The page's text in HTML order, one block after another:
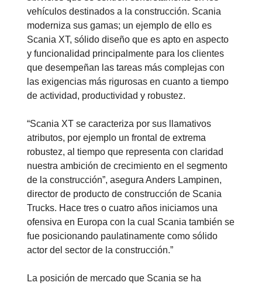
vehículos destinados a la construcción. Scania
moderniza sus gamas; un ejemplo de ello es
Scania XT, sólido diseño que es apto en aspecto
y funcionalidad principalmente para los clientes
que desempeñan las tareas más complejas con
las exigencias más rigurosas en cuanto a tiempo
de actividad, productividad y robustez.
“Scania XT se caracteriza por sus llamativos
atributos, por ejemplo un frontal de extrema
robustez, al tiempo que representa con claridad
nuestra ambición de crecimiento en el segmento
de la construcción”, asegura Anders Lampinen,
director de producto de construcción de Scania
Trucks. Hace tres o cuatro años iniciamos una
ofensiva en Europa con la cual Scania también se
fue posicionando paulatinamente como sólido
actor del sector de la construcción.”
La posición de mercado que Scania se ha